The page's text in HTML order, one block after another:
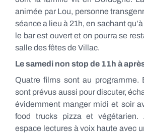
animée par Lou, personne
séance a lieu à 21h, en sachant
le bar est ouvert et on pourra se
salle des fêtes de Villac.
Le samedi non stop de 11h à
Quatre films sont au programme.
sont prévus aussi pour discuter,
évidemment manger midi et soir
food trucks pizza et
espace lectures à voix haute avec